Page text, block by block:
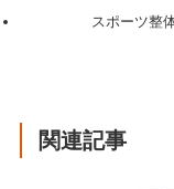
スポーツ整
関連記事